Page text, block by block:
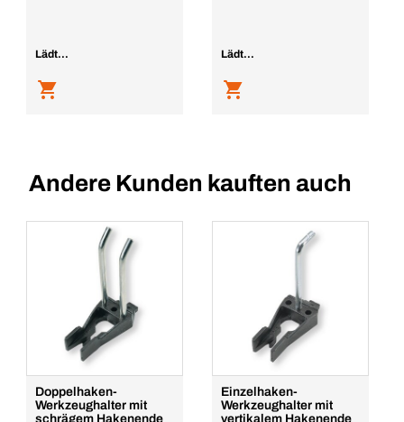
Lädt... Lädt...
Andere Kunden kauften auch
Doppelhaken-
Werkzeughalter mit
schrägem Hakenende
Einzelhaken-
Werkzeughalter mit
vertikalem Hakenende